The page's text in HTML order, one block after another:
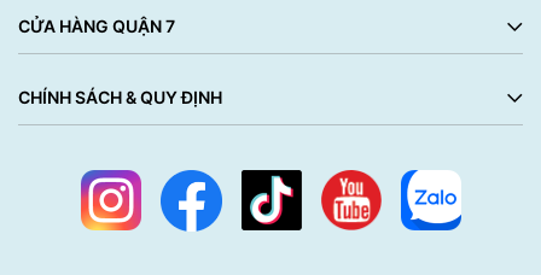
CỬA HÀNG QUẬN 7
CHÍNH SÁCH & QUY ĐỊNH